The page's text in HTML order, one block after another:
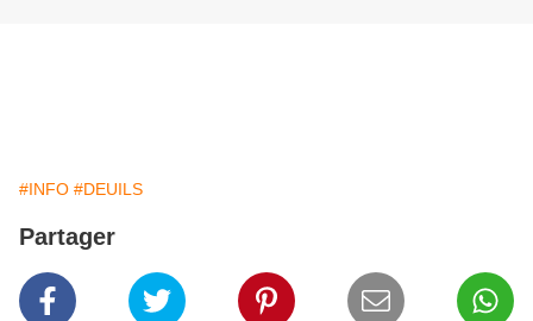
#INFO #DEUILS
Partager